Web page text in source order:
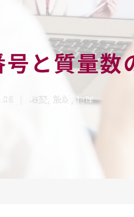
と質量数
壊変, 放射, 物理